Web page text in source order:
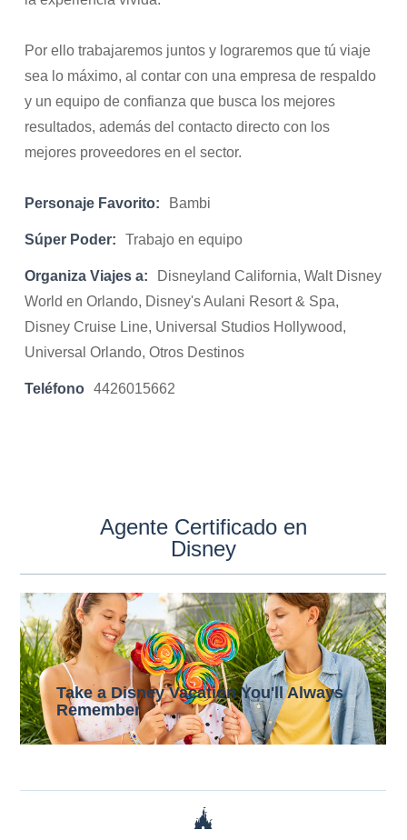
Por ello trabajaremos juntos y lograremos que tú viaje
sea lo máximo, al contar con una empresa de respaldo
y un equipo de confianza que busca los mejores
resultados, además del contacto directo con los
mejores proveedores en el sector.
Personaje Favorito: Bambi
Súper Poder: Trabajo en equipo
Organiza Viajes a:
Disneyland California, Walt Disney
World en Orlando, Disney's Aulani Resort & Spa,
Disney Cruise Line, Universal Studios Hollywood,
Universal Orlando, Otros Destinos
Teléfono 4426015662